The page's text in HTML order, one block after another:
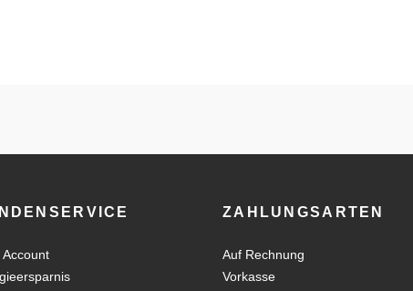
Account
ZAHLUNGSARTEN
Auf Rechnung
Vorkasse